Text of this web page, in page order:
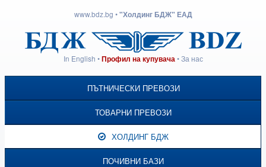
www.bdz.bg •"Холдинг БДЖ" ЕАД
In English •Профил на купувача •За нас
ПЪТНИЧЕСКИ ПРЕВОЗИ
ТОВАРНИ ПРЕВОЗИ
ХОЛДИНГ БДЖ
ПОЧИВНИ БАЗИ